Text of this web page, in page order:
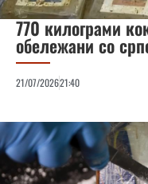
770 килограми
обележани со
21/07/202621:40